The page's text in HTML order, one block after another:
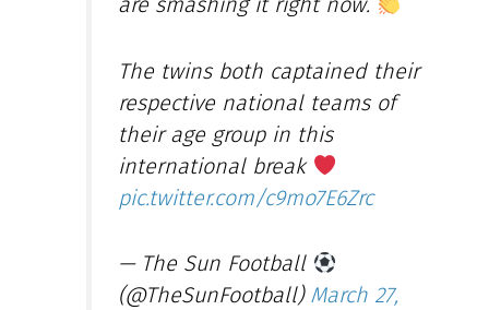
The twins both captained their
respective national teams of
their age group in this
international break
pic.twitter.com/c9mo7E6Zrc
— The Sun Football
(@TheSunFootball) March 27,